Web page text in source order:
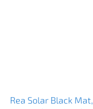
Rea Solar Black Mat,